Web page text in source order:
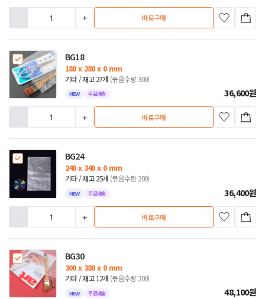
-
+ 바로구매
BG18
180 x 280 x 0 mm
기타 / 재고 27개 (묶음수량 300)
NEW 무료배송 36,600원
-
+ 바로구매
BG24
240 x 340 x 0 mm
기타 / 재고 25개 (묶음수량 200)
NEW 무료배송 36,400원
-
+ 바로구매
BG30
300 x 380 x 0 mm
기타 / 재고 12개 (묶음수량 200)
NEW 무료배송 48,100원